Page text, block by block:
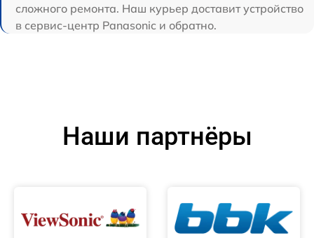
сложного ремонта. Наш курьер доставит устройство
в сервис-центр Panasonic и обратно.
Наши партнёры